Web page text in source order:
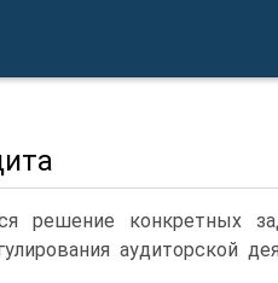
решение конкретных
аудиторской